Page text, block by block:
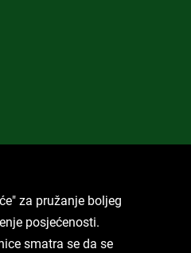
za pružanje boljeg
posjećenosti.
smatra se da se